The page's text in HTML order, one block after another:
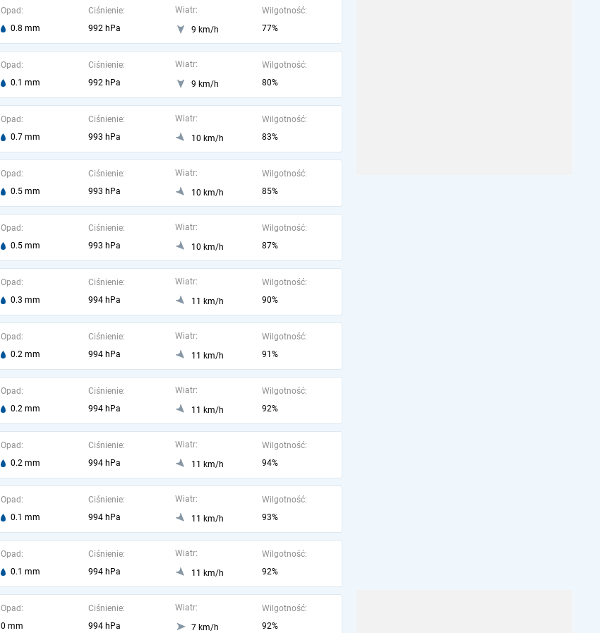
Opad:
0.8 mm
Ciśnienie:
992 hPa
Wiatr:
9 km/h
Wilgotność:
77%
Opad:
0.1 mm
Ciśnienie:
992 hPa
Wiatr:
9 km/h
Wilgotność:
80%
Opad:
0.7 mm
Ciśnienie:
993 hPa
Wiatr:
10 km/h
Wilgotność:
83%
Opad:
0.5 mm
Ciśnienie:
993 hPa
Wiatr:
10 km/h
Wilgotność:
85%
Opad:
0.5 mm
Ciśnienie:
993 hPa
Wiatr:
10 km/h
Wilgotność:
87%
Opad:
0.3 mm
Ciśnienie:
994 hPa
Wiatr:
11 km/h
Wilgotność:
90%
Opad:
0.2 mm
Ciśnienie:
994 hPa
Wiatr:
11 km/h
Wilgotność:
91%
Opad:
0.2 mm
Ciśnienie:
994 hPa
Wiatr:
11 km/h
Wilgotność:
92%
Opad:
0.2 mm
Ciśnienie:
994 hPa
Wiatr:
11 km/h
Wilgotność:
94%
Opad:
0.1 mm
Ciśnienie:
994 hPa
Wiatr:
11 km/h
Wilgotność:
93%
Opad:
0.1 mm
Ciśnienie:
994 hPa
Wiatr:
11 km/h
Wilgotność:
92%
Opad:
0 mm
Ciśnienie:
994 hPa
Wiatr:
7 km/h
Wilgotność:
92%